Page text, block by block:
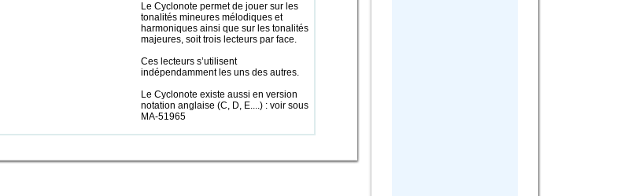
Le Cyclonote permet de jouer sur les
tonalités mineures mélodiques et
harmoniques ainsi que sur les tonalités
majeures, soit trois lecteurs par face.
Ces lecteurs s’utilisent
indépendamment les uns des autres.
Le Cyclonote existe aussi en version
notation anglaise (C, D, E....) : voir sous
MA-51965